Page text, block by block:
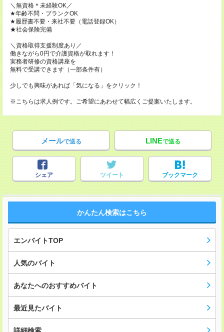
＼無資格＊未経験OK／
★年齢不問・ブランクOK
★履歴書不要・来社不要（電話登録OK）
★社会保険完備
＼資格取得支援制度あり／
働きながら0円で介護資格が取れます！
実務者研修の資格講座を
無料で受講できます（一部条件有）
少しでも興味があれば「気になる」をクリック！
※こちらは求人例です。ご希望にあわせて幅広くご提案いたします。
メールで送る LINEで送る
シェア ツイート ブックマーク
かんたん検索はこちら
エンバイトTOP
人気のバイト
あなたへのおすすめバイト
最近見たバイト